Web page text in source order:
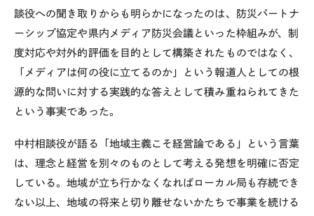
談役への聞き取りからも明らかになったのは、防災パートナ
ーシップ協定や県内メディア防災会議といった枠組みが、制
度対応や対外的評価を目的として構築されたものではなく、
「メディアは何の役に立てるのか」という報道人としての根
源的な問いに対する実践的な答えとして積み重ねられてきた
という事実であった。
中村相談役が語る「地域主義こそ経営論である」という言葉
は、理念と経営を別々のものとして考える発想を明確に否定
している。地域が立ち行かなくなればローカル局も存続でき
ない以上、地域の将来と切り離せないかたちで事業を続ける